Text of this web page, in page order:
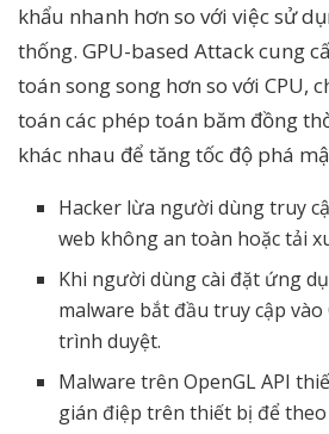
khẩu nhanh hơn so với việc sử
thống. GPU-based Attack cung
toán song song hơn so với CPU,
toán các phép toán băm đồng
khác nhau để tăng tốc độ phá
Hacker lừa người dùng truy
web không an toàn hoặc tải
Khi người dùng cài đặt ứng
malware bắt đầu truy cập vào
trình duyệt.
Malware trên OpenGL API
gián điệp trên thiết bị để